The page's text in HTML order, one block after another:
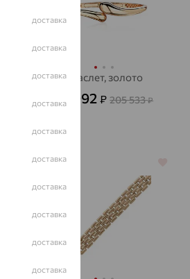
Браслет, золото
73 992₽ 205 533₽
64%
доставка
доставка
доставка
доставка
доставка
доставка
доставка
доставка
доставка
доставка